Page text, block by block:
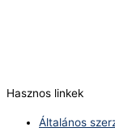
Hasznos linkek
Általános